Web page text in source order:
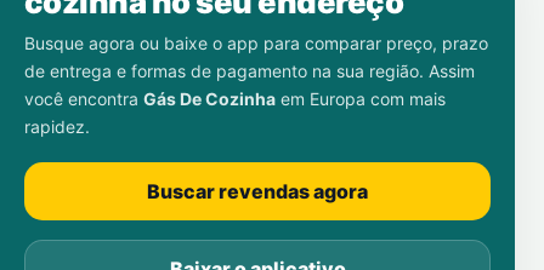
Busque agora ou baixe o app para comparar preço, prazo
de entrega e formas de pagamento na sua região. Assim
você encontra Gás De Cozinha em Europa com mais
rapidez.
Buscar revendas agora